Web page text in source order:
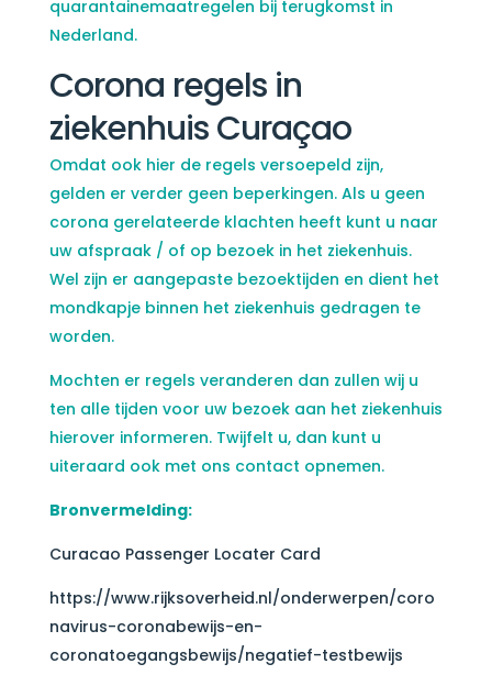
quarantainemaatregelen bij terugkomst in
Nederland.
Corona regels in
ziekenhuis Curaçao
Omdat ook hier de regels versoepeld zijn,
gelden er verder geen beperkingen. Als u geen
corona gerelateerde klachten heeft kunt u naar
uw afspraak / of op bezoek in het ziekenhuis.
Wel zijn er aangepaste bezoektijden en dient het
mondkapje binnen het ziekenhuis gedragen te
worden.
Mochten er regels veranderen dan zullen wij u
ten alle tijden voor uw bezoek aan het ziekenhuis
hierover informeren. Twijfelt u, dan kunt u
uiteraard ook met ons contact opnemen.
Bronvermelding:
Curacao Passenger Locater Card
https://www.rijksoverheid.nl/onderwerpen/coro
navirus-coronabewijs-en-
coronatoegangsbewijs/negatief-testbewijs